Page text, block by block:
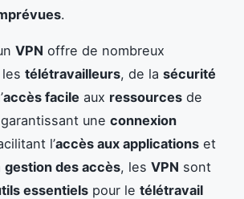
.
VPN offre de nombreux
télétravailleurs, de la sécurité
accès facile aux ressources de
une connexion
l’accès aux applications et
gestion des accès, les VPN sont
essentiels pour le télétravail